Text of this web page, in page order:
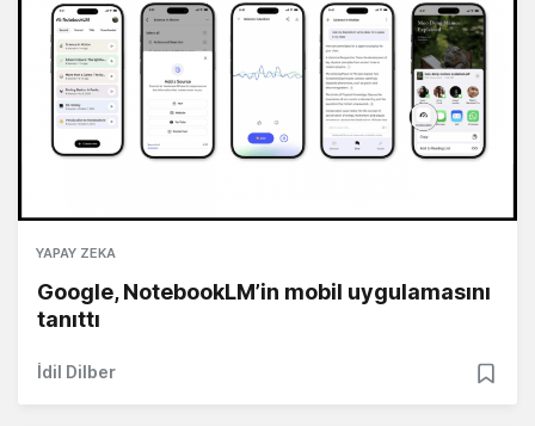
YAPAY ZEKA
Google, NotebookLM’in mobil uygulamasını
tanıttı
İdil Dilber